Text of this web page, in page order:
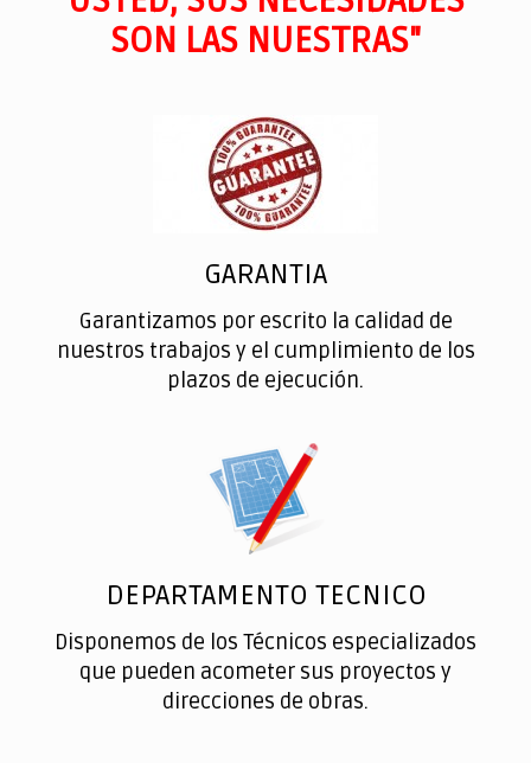
SON LAS NUESTRAS"
GARANTIA
Garantizamos por escrito la calidad de
nuestros trabajos y el cumplimiento de los
plazos de ejecución.
DEPARTAMENTO TECNICO
Disponemos de los Técnicos especializados
que pueden acometer sus proyectos y
direcciones de obras.